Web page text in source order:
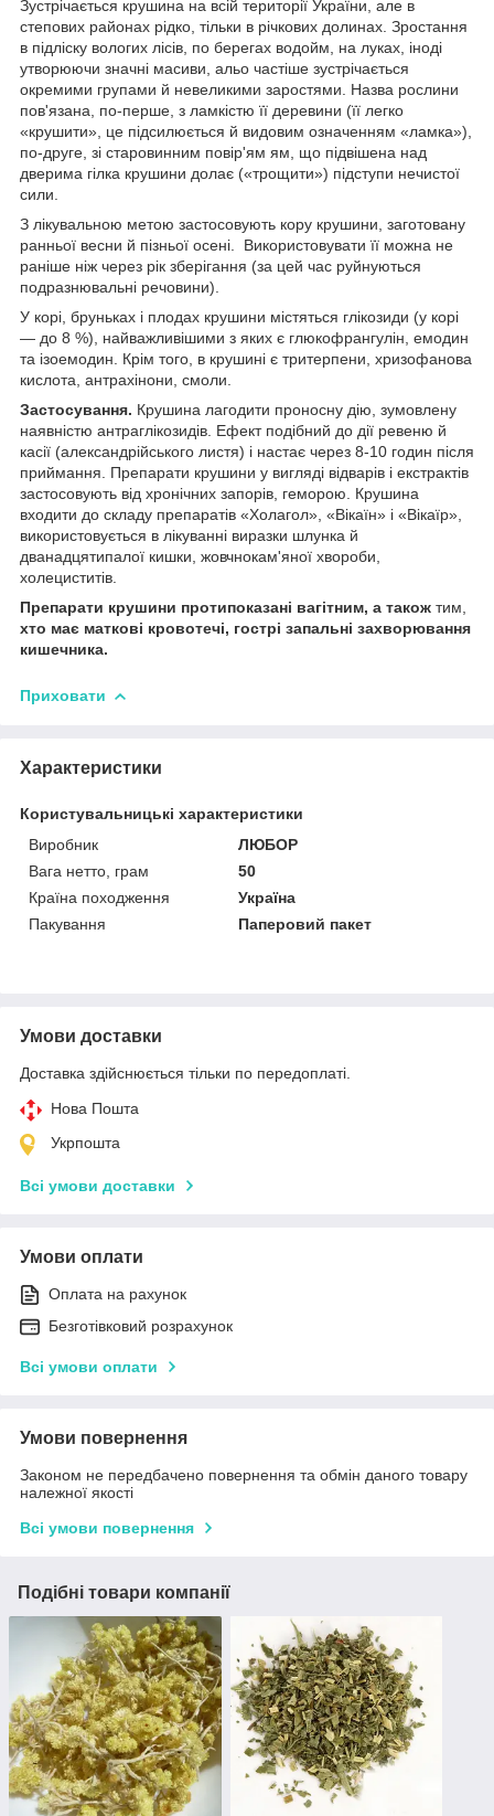
Зустрічається крушина на всій території України, але в
степових районах рідко, тільки в річкових долинах. Зростання
в підліску вологих лісів, по берегах водойм, на луках, іноді
утворюючи значні масиви, альо частіше зустрічається
окремими групами й невеликими заростями. Назва рослини
пов'язана, по-перше, з ламкістю її деревини (її легко
«крушити», це підсилюється й видовим означенням «ламка»),
по-друге, зі старовинним повір'ям ям, що підвішена над
дверима гілка крушини долає («трощити») підступи нечистої
сили.
З лікувальною метою застосовують кору крушини, заготовану
ранньої весни й пізньої осені. Використовувати її можна не
раніше ніж через рік зберігання (за цей час руйнуються
подразнювальні речовини).
У корі, бруньках і плодах крушини містяться глікозиди (у корі
— до 8 %), найважливішими з яких є глюкофрангулін, емодин
та ізоемодин. Крім того, в крушині є тритерпени, хризофанова
кислота, антрахінони, смоли.
Застосування. Крушина лагодити проносну дію, зумовлену
наявністю антраглікозидів. Ефект подібний до дії ревеню й
касії (александрійського листя) і настає через 8-10 годин після
приймання. Препарати крушини у вигляді відварів і екстрактів
застосовують від хронічних запорів, геморою. Крушина
входити до складу препаратів «Холагол», «Вікаїн» і «Вікаїр»,
використовується в лікуванні виразки шлунка й
дванадцятипалої кишки, жовчнокам'яної хвороби,
холециститів.
Препарати крушини протипоказані вагітним, а також тим,
хто має маткові кровотечі, гострі запальні захворювання
кишечника.
Приховати
Характеристики
Користувальницькі характеристики
Виробник
ЛЮБОР
Вага нетто, грам
50
Країна походження
Україна
Пакування
Паперовий пакет
Умови доставки
Доставка здійснюється тільки по передоплаті.
Нова Пошта
Укрпошта
Всі умови доставки
Умови оплати
Оплата на рахунок
Безготівковий розрахунок
Всі умови оплати
Умови повернення
Законом не передбачено повернення та обмін даного товару
належної якості
Всі умови повернення
Подібні товари компанії